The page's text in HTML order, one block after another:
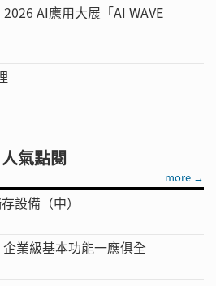
AI應用大展「AI WAVE
人氣點閱
more →
設備（中）
業級基本功能一應俱全